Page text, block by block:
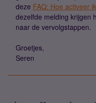
deze FAQ: Hoe activeer
dezelfde melding krijgen
naar de vervolgstappen.
Groetjes,
Seren